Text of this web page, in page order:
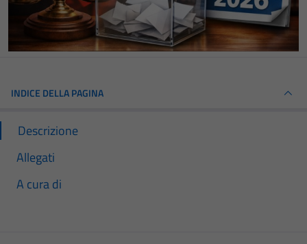
INDICE DELLA PAGINA
Descrizione
Allegati
A cura di